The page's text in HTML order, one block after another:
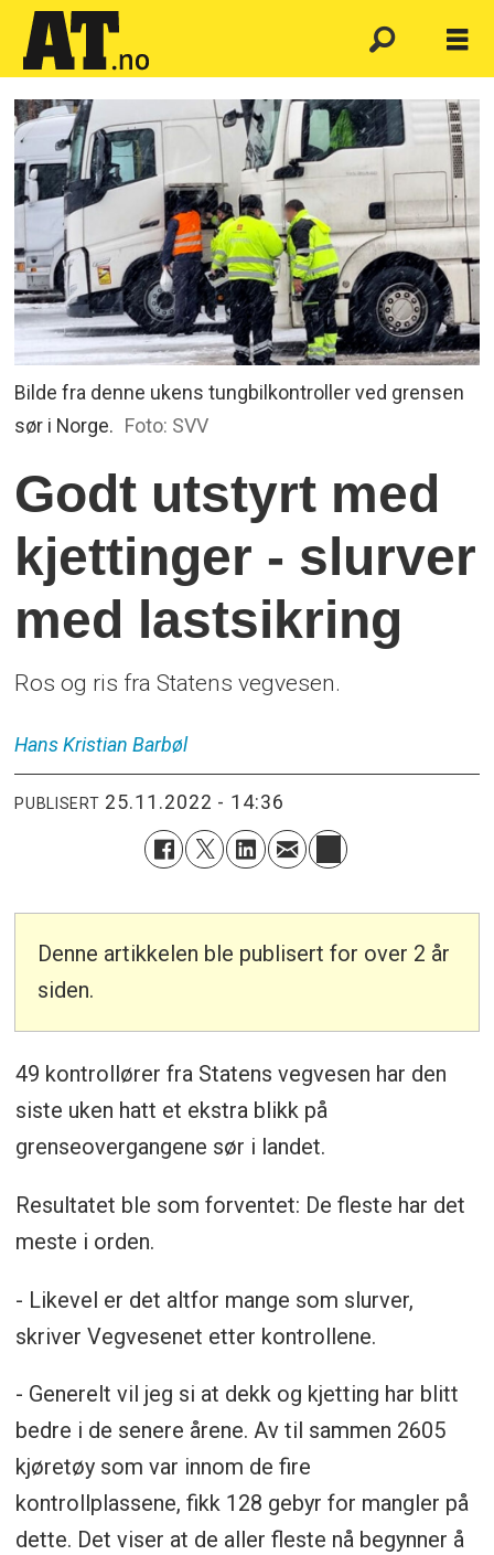
Bilde fra denne ukens tungbilkontroller ved grensen
sør i Norge. Foto: SVV
Godt utstyrt med
kjettinger - slurver
med lastsikring
Ros og ris fra Statens vegvesen.
Hans Kristian Barbøl
PUBLISERT 25.11.2022 - 14:36
Denne artikkelen ble publisert for over 2 år
siden.
49 kontrollører fra Statens vegvesen har den
siste uken hatt et ekstra blikk på
grenseovergangene sør i landet.
Resultatet ble som forventet: De fleste har det
meste i orden.
- Likevel er det altfor mange som slurver,
skriver Vegvesenet etter kontrollene.
- Generelt vil jeg si at dekk og kjetting har blitt
bedre i de senere årene. Av til sammen 2605
kjøretøy som var innom de fire
kontrollplassene, fikk 128 gebyr for mangler på
dette. Det viser at de aller fleste nå begynner å